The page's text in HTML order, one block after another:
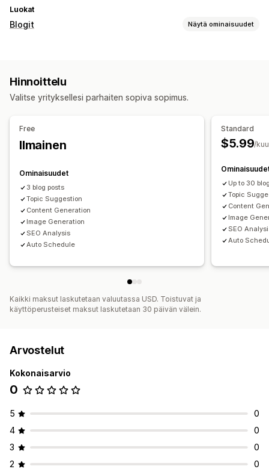
Luokat
Blogit Näytä ominaisuudet
Automaattinen ajastaminen
Hinnoittelu
Valitse yrityksellesi parhaiten sopiva sopimus.
Free
Ilmainen
Ominaisuudet
3 blog posts
Topic Suggestion
Content Generation
Image Generation
SEO Analysis
Auto Schedule
Standard
$5.99/
Up to 30
Topic
Content
Image
SEO
Auto
Kaikki maksut laskutetaan valuutassa USD. Toistuvat ja
käyttöperusteiset maksut laskutetaan 30 päivän välein.
Arvostelut
Kokonaisarvio
0
5
0
4
0
3
0
2
0